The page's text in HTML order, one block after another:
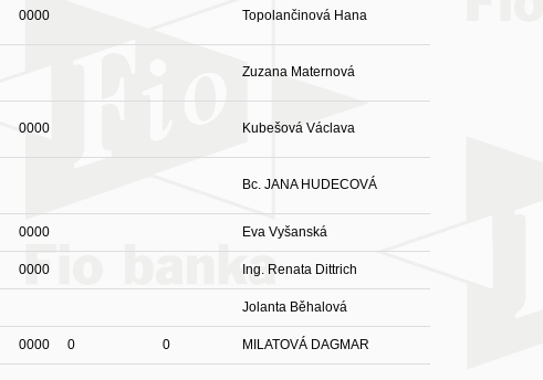
0000 Topolančinová Hana
Zuzana Maternová
0000 Kubešová Václava
Bc. JANA HUDECOVÁ
0000 Eva Vyšanská
0000 Ing. Renata Dittrich
Jolanta Běhalová
0000 0 0 MILATOVÁ DAGMAR